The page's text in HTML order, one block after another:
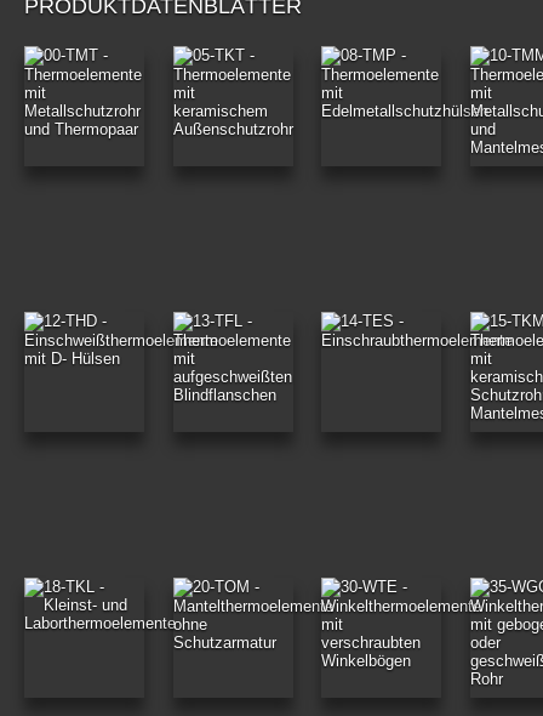
PRODUKTDATENBLÄTTER